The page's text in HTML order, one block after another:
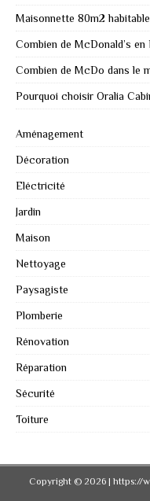
Maisonnette 80m2
Combien de McDonald’s
Combien de McDo dans le
Pourquoi choisir Oralia
Aménagement
Décoration
Eléctricité
Jardin
Maison
Nettoyage
Paysagiste
Plomberie
Rénovation
Réparation
Sécurité
Toiture
Copyright © 2026 | https://